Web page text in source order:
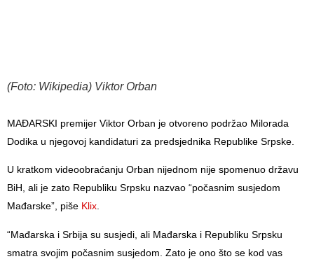
(Foto: Wikipedia) Viktor Orban
MAĐARSKI premijer Viktor Orban je otvoreno podržao Milorada
Dodika u njegovoj kandidaturi za predsjednika Republike Srpske.
U kratkom videoobraćanju Orban nijednom nije spomenuo državu
BiH, ali je zato Republiku Srpsku nazvao “počasnim susjedom
Mađarske”, piše Klix.
“Mađarska i Srbija su susjedi, ali Mađarska i Republiku Srpsku
smatra svojim počasnim susjedom. Zato je ono što se kod vas